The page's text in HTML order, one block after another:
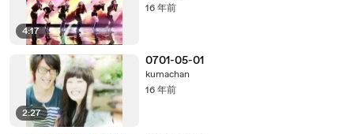
4:17
16 年前
2:27
0701-05-01
kumachan
16 年前